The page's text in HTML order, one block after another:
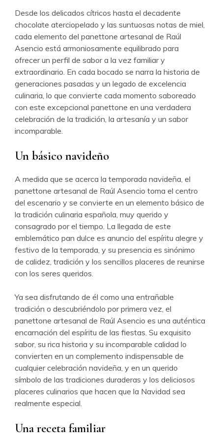
Desde los delicados cítricos hasta el decadente
chocolate aterciopelado y las suntuosas notas de miel,
cada elemento del panettone artesanal de Raúl
Asencio está armoniosamente equilibrado para
ofrecer un perfil de sabor a la vez familiar y
extraordinario. En cada bocado se narra la historia de
generaciones pasadas y un legado de excelencia
culinaria, lo que convierte cada momento saboreado
con este excepcional panettone en una verdadera
celebración de la tradición, la artesanía y un sabor
incomparable.
Un básico navideño
A medida que se acerca la temporada navideña, el
panettone artesanal de Raúl Asencio toma el centro
del escenario y se convierte en un elemento básico de
la tradición culinaria española, muy querido y
consagrado por el tiempo. La llegada de este
emblemático pan dulce es anuncio del espíritu alegre y
festivo de la temporada, y su presencia es sinónimo
de calidez, tradición y los sencillos placeres de reunirse
con los seres queridos.
Ya sea disfrutando de él como una entrañable
tradición o descubriéndolo por primera vez, el
panettone artesanal de Raúl Asencio es una auténtica
encarnación del espíritu de las fiestas. Su exquisito
sabor, su rica historia y su incomparable calidad lo
convierten en un complemento indispensable de
cualquier celebración navideña, y en un querido
símbolo de las tradiciones duraderas y los deliciosos
placeres culinarios que hacen que la Navidad sea
realmente especial.
Una receta familiar